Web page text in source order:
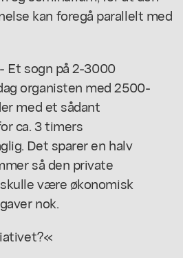
kan foregå parallelt med
Et sogn på 2-3000
organisten med 2500-
med et sådant
ca. 3 timers
Det sparer en halv
så den private
være økonomisk
nok.